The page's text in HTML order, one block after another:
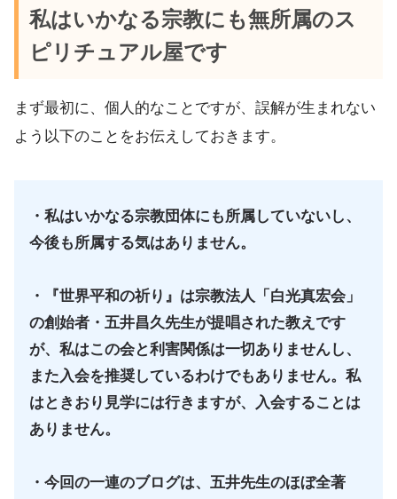
私はいかなる宗教にも無所属のス
ピリチュアル屋です
まず最初に、個人的なことですが、誤解が生まれない
よう以下のことをお伝えしておきます。
・私はいかなる宗教団体にも所属していないし、
今後も所属する気はありません。
・『世界平和の祈り』は宗教法人「白光真宏会」
の創始者・五井昌久先生が提唱された教えです
が、私はこの会と利害関係は一切ありませんし、
また入会を推奨しているわけでもありません。私
はときおり見学には行きますが、入会することは
ありません。
・今回の一連のブログは、五井先生のほぼ全著